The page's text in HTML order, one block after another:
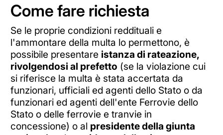
Come fare richiesta
Se le proprie condizioni reddituali e
l'ammontare della multa lo permettono, è
possibile presentare istanza di rateazione,
rivolgendosi al prefetto (se la violazione cui
si riferisce la multa è stata accertata da
funzionari, ufficiali ed agenti dello Stato o da
funzionari ed agenti dell'ente Ferrovie dello
Stato o delle ferrovie e tranvie in
concessione) o al presidente della giunta